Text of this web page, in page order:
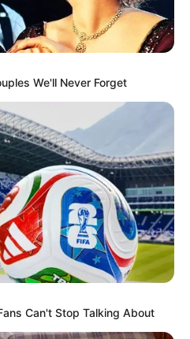
We'll Never Forget
Can't Stop Talking About